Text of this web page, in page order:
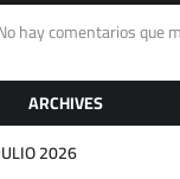
hay comentarios que
ARCHIVES
2026